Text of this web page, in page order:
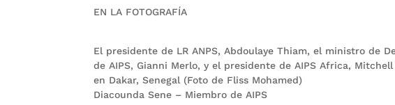
EN LA FOTOGRAFÍA
El presidente de LR ANPS, Abdoulaye Thiam, el ministro de
de AIPS, Gianni Merlo, y el presidente de AIPS Africa,
en Dakar, Senegal (Foto de Fliss Mohamed)
Diacounda Sene – Miembro de AIPS